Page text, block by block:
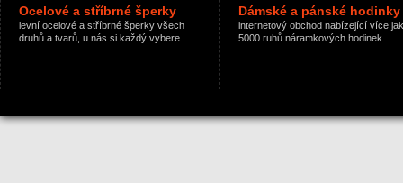
Ocelové a stříbrné šperky
levní ocelové a stříbrné šperky všech
druhů a tvarů, u nás si každý vybere
Dámské a pánské hodinky
internetový obchod nabízející více jak
5000 ruhů náramkových hodinek